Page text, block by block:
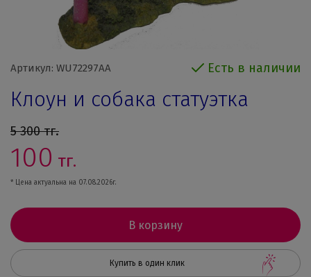
Артикул: WU72297AA Есть в наличии
Клоун и собака статуэтка
5 300тг.
100 тг.
* Цена актуальна на 07.08.2026г.
В корзину
Купить в один клик